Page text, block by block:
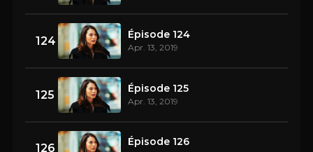
124 Épisode 124
Apr. 13, 2019
125 Épisode 125
Apr. 13, 2019
126 Épisode 126